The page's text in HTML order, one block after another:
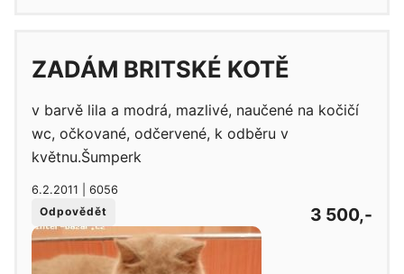
ZADÁM BRITSKÉ KOTĚ
v barvě lila a modrá, mazlivé, naučené na kočičí
wc, očkované, odčervené, k odběru v
květnu.Šumperk
6.2.2011 | 6056
Odpovědět
3 500,-